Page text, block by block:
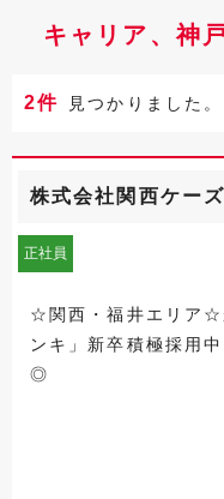
キャリア、神
2件 見つかりました。
株式会社関西ケー
正社員
☆関西・福井エリア☆
ンキ」新卒積極採用
◎